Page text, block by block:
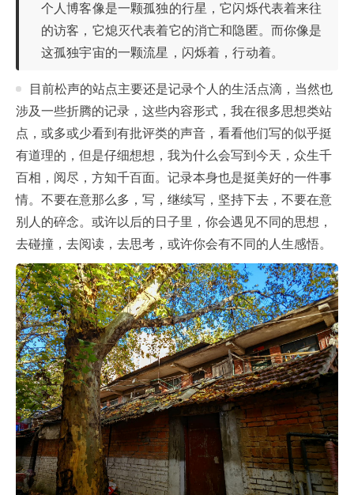
个人博客像是一颗孤独的行星，它闪烁代表着来往
的访客，它熄灭代表着它的消亡和隐匿。而你像是
这孤独宇宙的一颗流星，闪烁着，行动着。
目前松声的站点主要还是记录个人的生活点滴，当然也
涉及一些折腾的记录，这些内容形式，我在很多思想类站
点，或多或少看到有批评类的声音，看看他们写的似乎挺
有道理的，但是仔细想想，我为什么会写到今天，众生千
百相，阅尽，方知千百面。记录本身也是挺美好的一件事
情。不要在意那么多，写，继续写，坚持下去，不要在意
别人的碎念。或许以后的日子里，你会遇见不同的思想，
去碰撞，去阅读，去思考，或许你会有不同的人生感悟。